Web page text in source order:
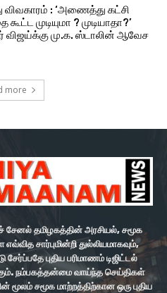
விவகாரம் : ‘அணைத்து கட்சி
முடியுமா ? முடியாதா?’
விஜய்க்கு மு.க. ஸ்டாலின் ஆவேச
more
சேனல் தமிழகத்தின் அரசியல், சமூக
சார்புமின்றி துல்லியமாகவும்,
புதிய பரிமாணம் டிஜிட்டல்
நம்பகத்தன்மை வாய்ந்த செய்திகள்
சமூக மாற்றத்திற்கான ஒரு புதிய